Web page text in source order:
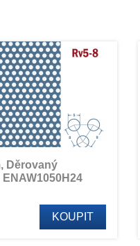
Děrovaný
KOUPIT